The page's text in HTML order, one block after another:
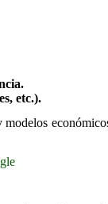
etc.).